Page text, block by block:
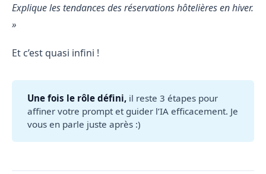
Explique les tendances des réservations hôtelières en hiver.
»
Et c’est quasi infini !
Une fois le rôle défini,il reste 3 étapes pour
affiner votre prompt et guider l’IA efficacement. Je
vous en parle juste après :)